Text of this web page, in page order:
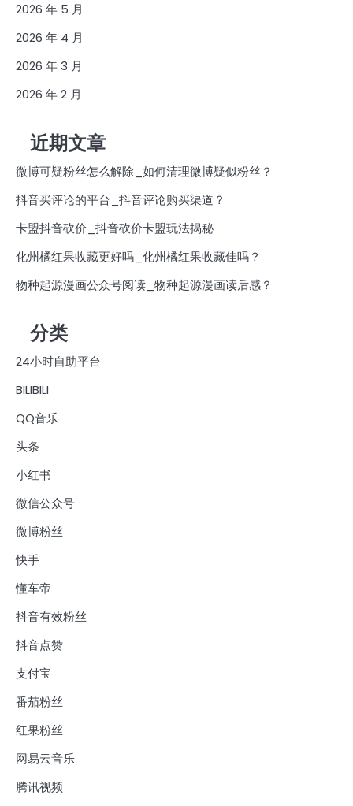
2026 年 5 月
2026 年 4 月
2026 年 3 月
2026 年 2 月
近期文章
微博可疑粉丝怎么解除_如何清理微博疑似粉丝？
抖音买评论的平台_抖音评论购买渠道？
卡盟抖音砍价_抖音砍价卡盟玩法揭秘
化州橘红果收藏更好吗_化州橘红果收藏佳吗？
物种起源漫画公众号阅读_物种起源漫画读后感？
分类
24小时自助平台
BILIBILI
QQ音乐
头条
小红书
微信公众号
微博粉丝
快手
懂车帝
抖音有效粉丝
抖音点赞
支付宝
番茄粉丝
红果粉丝
网易云音乐
腾讯视频